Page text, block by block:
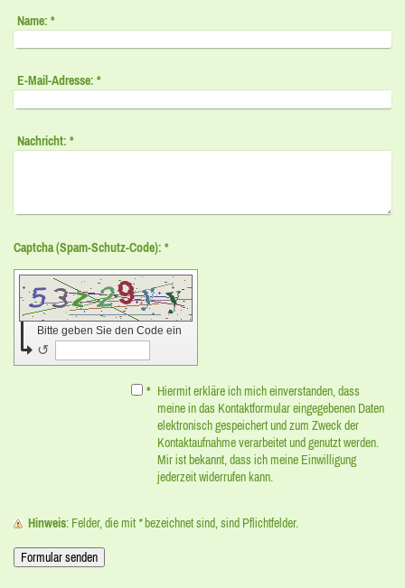
Name: *
E-Mail-Adresse: *
Nachricht: *
Captcha (Spam-Schutz-Code): *
Bitte geben Sie den Code ein
↺
* Hiermit erkläre ich mich einverstanden, dass
meine in das Kontaktformular eingegebenen Daten
elektronisch gespeichert und zum Zweck der
Kontaktaufnahme verarbeitet und genutzt werden.
Mir ist bekannt, dass ich meine Einwilligung
jederzeit widerrufen kann.
Hinweis : Felder, die mit *bezeichnet sind, sind Pflichtfelder.